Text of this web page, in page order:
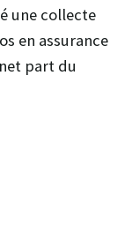
une collecte
en assurance
part du